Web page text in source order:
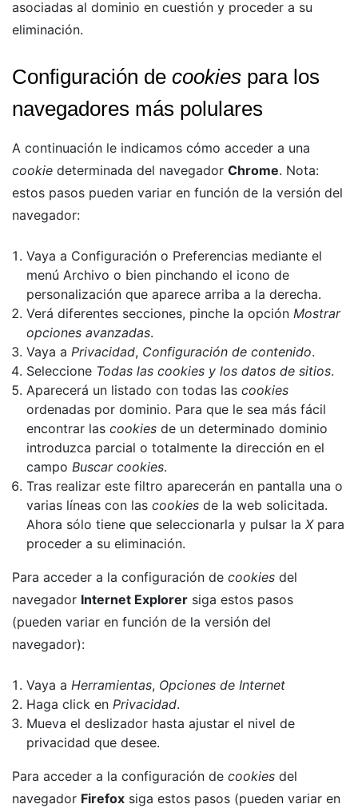
asociadas al dominio en cuestión y proceder a su
eliminación.
Configuración de cookies para los
navegadores más polulares
A continuación le indicamos cómo acceder a una
cookie determinada del navegador Chrome. Nota:
estos pasos pueden variar en función de la versión del
navegador:
Vaya a Configuración o Preferencias mediante el
menú Archivo o bien pinchando el icono de
personalización que aparece arriba a la derecha.
Verá diferentes secciones, pinche la opción Mostrar
opciones avanzadas.
Vaya a Privacidad, Configuración de contenido.
Seleccione Todas las cookies y los datos de sitios.
Aparecerá un listado con todas las cookies
ordenadas por dominio. Para que le sea más fácil
encontrar las cookies de un determinado dominio
introduzca parcial o totalmente la dirección en el
campo Buscar cookies.
Tras realizar este filtro aparecerán en pantalla una o
varias líneas con las cookies de la web solicitada.
Ahora sólo tiene que seleccionarla y pulsar la Xpara
proceder a su eliminación.
Para acceder a la configuración de cookies del
navegador Internet Explorer siga estos pasos
(pueden variar en función de la versión del
navegador):
Vaya a Herramientas, Opciones de Internet
Haga click en Privacidad.
Mueva el deslizador hasta ajustar el nivel de
privacidad que desee.
Para acceder a la configuración de cookies del
navegador Firefox siga estos pasos (pueden variar en